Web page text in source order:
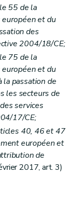
et des soumissionnaires
et intérêts
d'effets
55 de la
et du
des
2004/18/CE;
75 de la
et du
passation de
les secteurs de
services
17/CE;
40, 46 et 47
européen et
de
2017, art. 3)